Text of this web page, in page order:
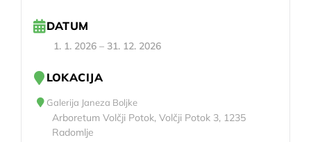
DATUM
1. 1. 2026– 31. 12. 2026
LOKACIJA
Galerija Janeza Boljke
Arboretum Volčji Potok, Volčji Potok 3, 1235
Radomlje